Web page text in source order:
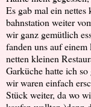
Es gab mal ein nettes
bahnstation weiter
wir ganz gemütlich
fanden uns auf einem
netten kleinen
Garküche hatte ich
wir waren einfach
Stück weiter, da wo